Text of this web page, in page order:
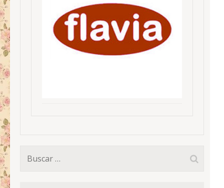
Buscar: